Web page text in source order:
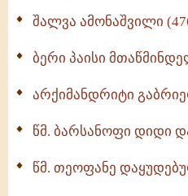
შალვა ამონაშვილი
ბერი პაისი
არქიმანდრიტი
წმ. ბარსანოფი დიდი
წმ. თეოფანე